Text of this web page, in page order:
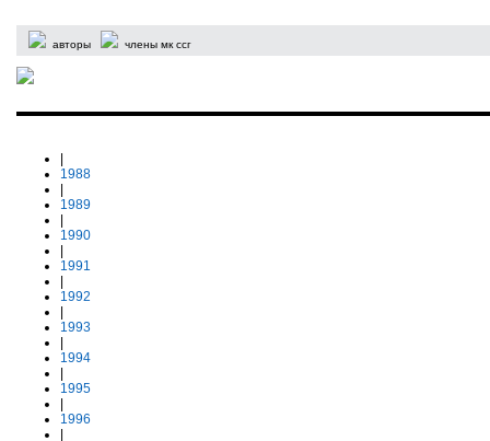
авторы члены мк ссг
1988
1989
1990
1991
1992
1993
1994
1995
1996